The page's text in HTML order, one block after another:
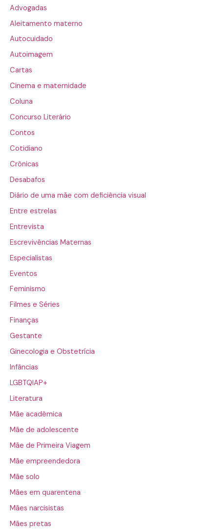
Advogadas
Aleitamento materno
Autocuidado
Autoimagem
Cartas
Cinema e maternidade
Coluna
Concurso Literário
Contos
Cotidiano
Crônicas
Desabafos
Diário de uma mãe com deficiência visual
Entre estrelas
Entrevista
Escrevivências Maternas
Especialistas
Eventos
Feminismo
Filmes e Séries
Finanças
Gestante
Ginecologia e Obstetrícia
Infâncias
LGBTQIAP+
Literatura
Mãe acadêmica
Mãe de adolescente
Mãe de Primeira Viagem
Mãe empreendedora
Mãe solo
Mães em quarentena
Mães narcisistas
Mães pretas